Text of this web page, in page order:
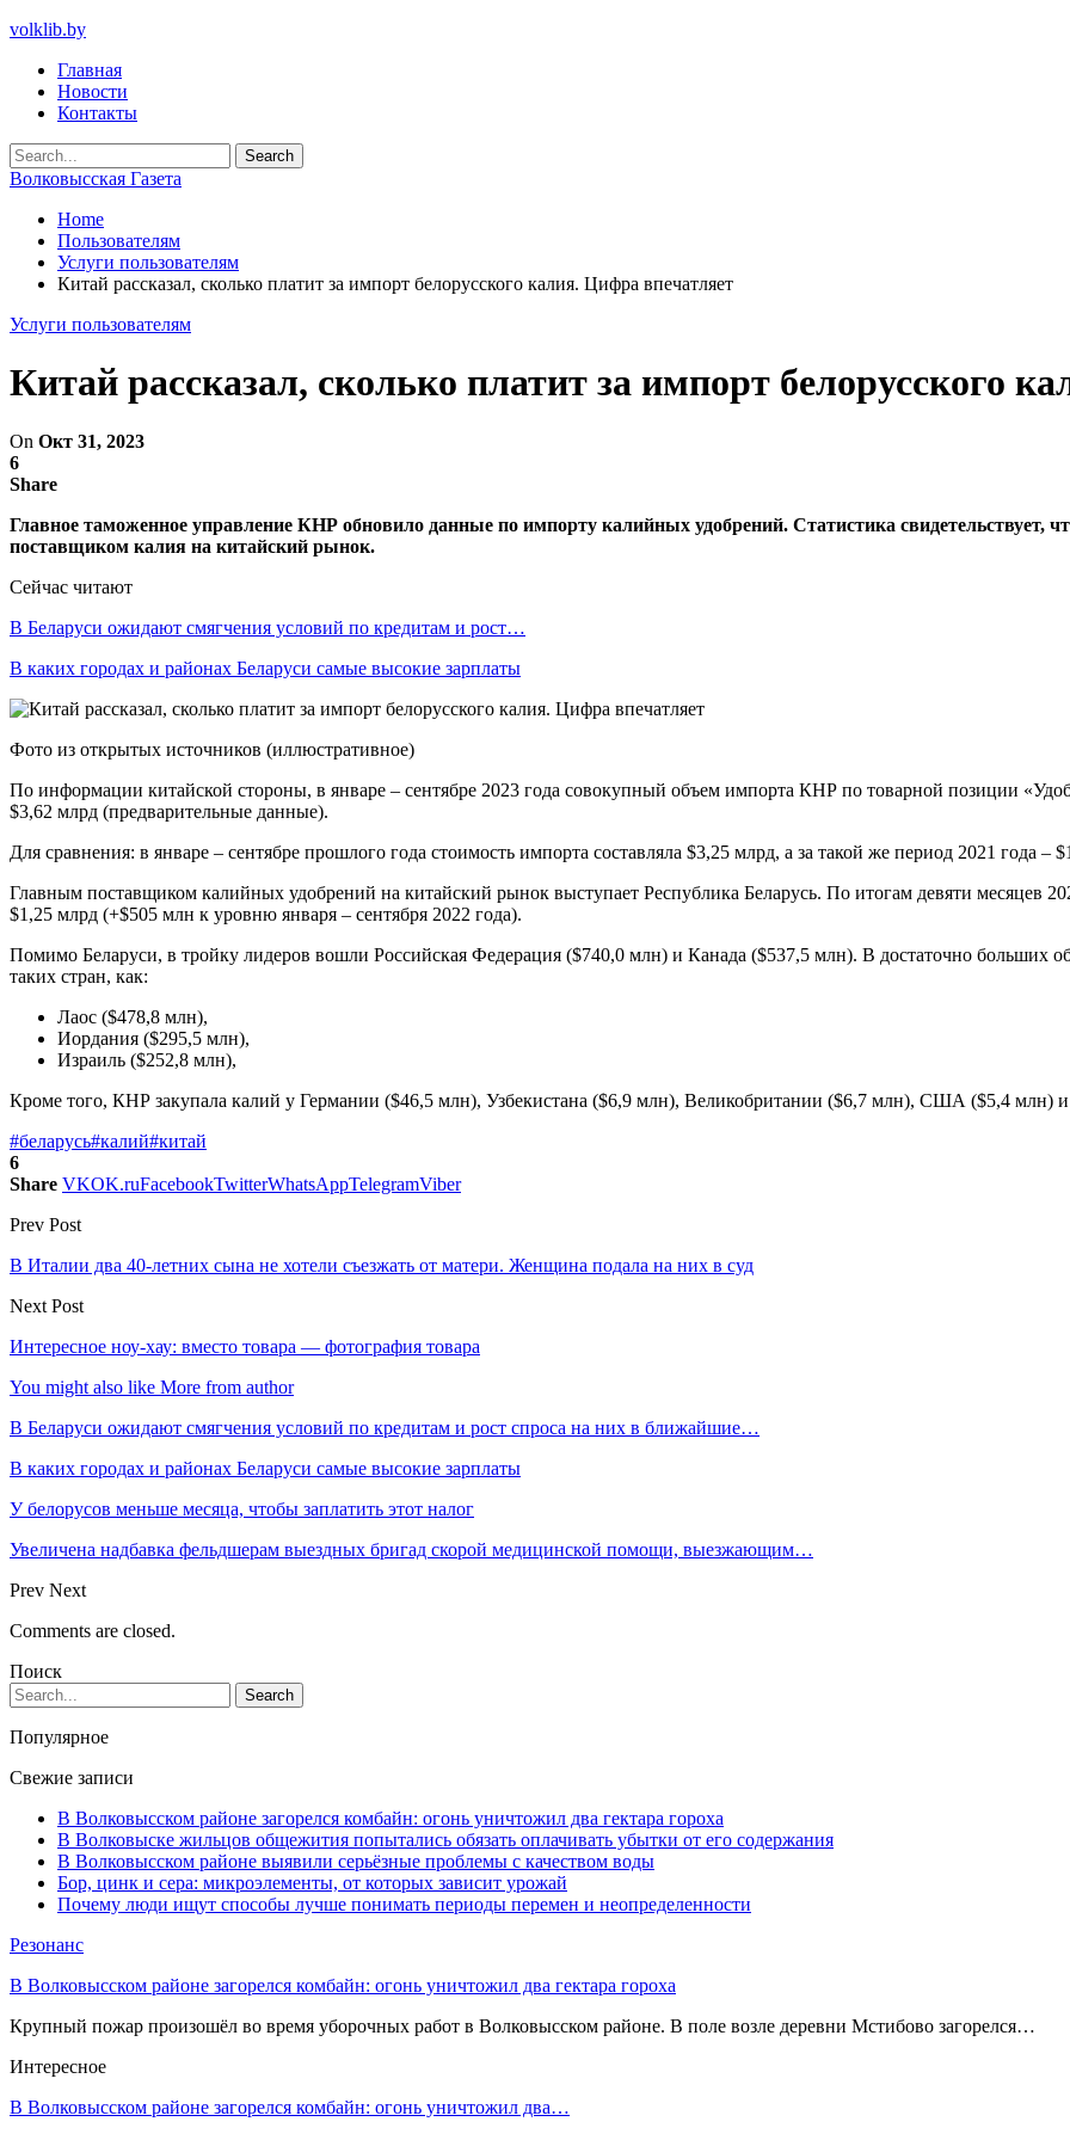
volklib.by
Главная
Новости
Контакты
Волковысская Газета
Home
Пользователям
Услуги пользователям
Китай рассказал, сколько платит за импорт белорусского калия. Цифра впечатляет
Услуги пользователям
Китай рассказал, сколько платит за импорт белорусского
On Окт 31, 2023
6
Share
Главное таможенное управление КНР обновило данные по импорту калийных удобрений. Статистика свидетельствует,
поставщиком калия на китайский рынок.
Сейчас читают
В Беларуси ожидают смягчения условий по кредитам и рост…
В каких городах и районах Беларуси самые высокие зарплаты
Фото из открытых источников (иллюстративное)
По информации китайской стороны, в январе – сентябре 2023 года совокупный объем импорта КНР по товарной позиции
$3,62 млрд (предварительные данные).
Для сравнения: в январе – сентябре прошлого года стоимость импорта составляла $3,25 млрд, а за такой же период 2021 года –
Главным поставщиком калийных удобрений на китайский рынок выступает Республика Беларусь. По итогам девяти месяцев
$1,25 млрд (+$505 млн к уровню января – сентября 2022 года).
Помимо Беларуси, в тройку лидеров вошли Российская Федерация ($740,0 млн) и Канада ($537,5 млн). В достаточно больших
таких стран, как:
Лаос ($478,8 млн),
Иордания ($295,5 млн),
Израиль ($252,8 млн),
Кроме того, КНР закупала калий у Германии ($46,5 млн), Узбекистана ($6,9 млн), Великобритании ($6,7 млн), США ($5,4 млн)
#беларусь#калий#китай
6
Share VKOK.ruFacebookTwitterWhatsAppTelegramViber
Prev Post
В Италии два 40-летних сына не хотели съезжать от матери. Женщина подала на них в суд
Next Post
Интересное ноу-хау: вместо товара — фотография товара
You might also like More from author
В Беларуси ожидают смягчения условий по кредитам и рост спроса на них в ближайшие…
В каких городах и районах Беларуси самые высокие зарплаты
У белорусов меньше месяца, чтобы заплатить этот налог
Увеличена надбавка фельдшерам выездных бригад скорой медицинской помощи, выезжающим…
Prev Next
Comments are closed.
Поиск
Популярное
Свежие записи
В Волковысском районе загорелся комбайн: огонь уничтожил два гектара гороха
В Волковыске жильцов общежития попытались обязать оплачивать убытки от его содержания
В Волковысском районе выявили серьёзные проблемы с качеством воды
Бор, цинк и сера: микроэлементы, от которых зависит урожай
Почему люди ищут способы лучше понимать периоды перемен и неопределенности
Резонанс
В Волковысском районе загорелся комбайн: огонь уничтожил два гектара гороха
Крупный пожар произошёл во время уборочных работ в Волковысском районе. В поле возле деревни Мстибово загорелся…
Интересное
В Волковысском районе загорелся комбайн: огонь уничтожил два…